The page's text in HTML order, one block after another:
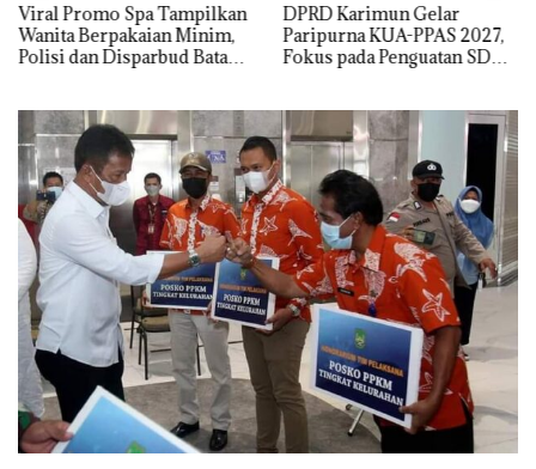
Viral Promo Spa Tampilkan
Wanita Berpakaian Minim,
Polisi dan Disparbud Batam
DPRD Karimun Gelar
Paripurna KUA-PPAS 2027,
Fokus pada Penguatan SDM,